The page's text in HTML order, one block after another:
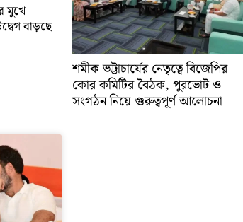
মুখে
বাড়ছে
শমীক ভট্টাচার্যের নেতৃত্বে বিজেপির
কোর কমিটির বৈঠক, পুরভোট ও
সংগঠন নিয়ে গুরুত্বপূর্ণ আলোচনা